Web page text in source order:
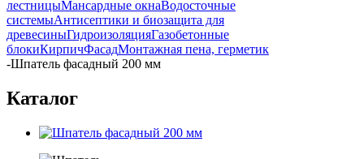
лестницыМансардные окнаВодосточные
системыАнтисептики и биозащита для
древесиныГидроизоляцияГазобетонные
блокиКирпичФасадМонтажная пена, герметик
-Шпатель фасадный 200 мм
Каталог